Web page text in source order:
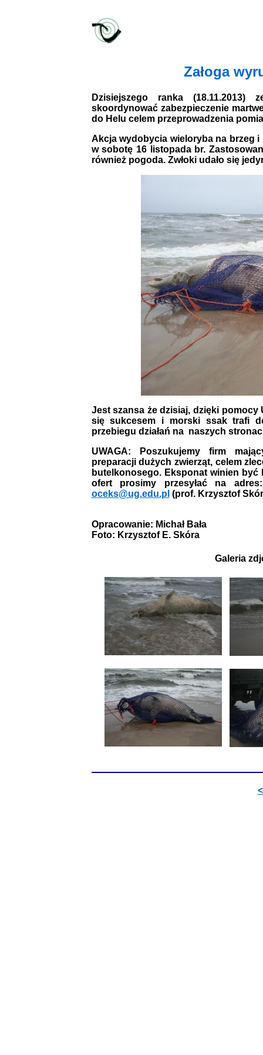
Załoga
Dzisiejszego ranka (18.11.2013)
skoordynować zabezpieczenie
do Helu celem przeprowadzenia
Akcja wydobycia wieloryba na brzeg
w sobotę 16 listopada br.
również pogoda. Zwłoki udało się
Jest szansa że dzisiaj, dzięki
się sukcesem i morski ssak trafi
przebiegu działań na naszych
UWAGA: Poszukujemy firm
preparacji dużych zwierząt, celem
butelkonosego. Eksponat winien być
ofert prosimy przesyłać na
oceks@ug.edu.pl (prof. Krzysztof
Opracowanie: Michał Bała
Foto: Krzysztof E. Skóra
Galeria